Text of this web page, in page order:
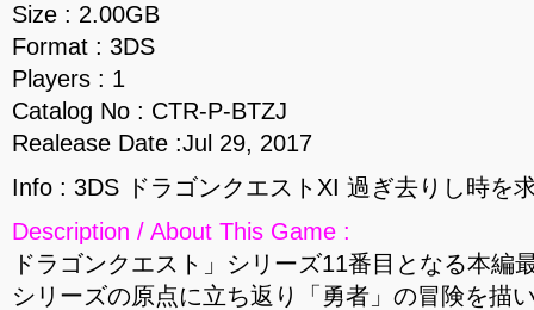
Size : 2.00GB
Format : 3DS
Players : 1
Catalog No : CTR-P-BTZJ
Realease Date :Jul 29, 2017
Info : 3DS ドラゴンクエストXI 過ぎ去りし時を
Description / About This Game :
ドラゴンクエスト」シリーズ11番目となる本編
シリーズの原点に立ち返り「勇者」の冒険を描